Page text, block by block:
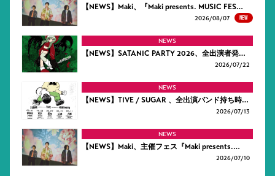
【NEWS】Maki、『Maki presents. MUSIC FES…
2026/08/07 NEW
NEWS
【NEWS】SATANIC PARTY 2026、全出演者発…
2026/07/22
NEWS
【NEWS】TIVE / SUGAR 、全出演バンド持ち時…
2026/07/13
NEWS
【NEWS】Maki、主催フェス『Maki presents.…
2026/07/10